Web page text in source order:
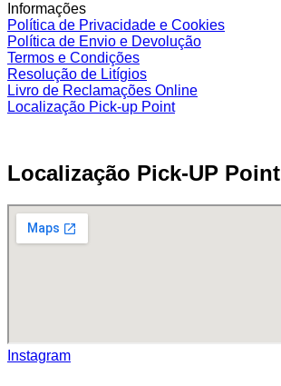
Informações
Política de Privacidade e Cookies
Política de Envio e Devolução
Termos e Condições
Resolução de Litígios
Livro de Reclamações Online
Localização Pick-up Point
Localização Pick-UP Point
Instagram